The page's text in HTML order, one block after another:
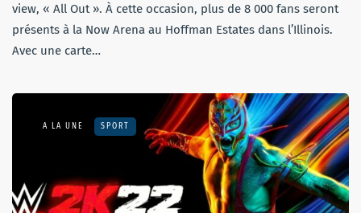
view, « All Out ». À cette occasion, plus de 8 000 fans seront
présents à la Now Arena au Hoffman Estates dans l’Illinois.
Avec une carte…
A LA UNE SPORT